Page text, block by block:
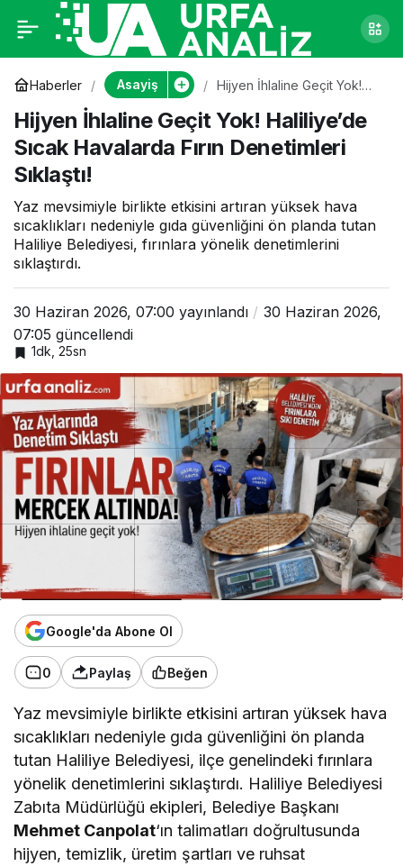
Haberler Asayiş
Hijyen İhlaline Geçit Yok!
Fırın Denetimleri Sıklaştı!
Hijyen İhlaline Geçit Yok! Haliliye’de
Sıcak Havalarda Fırın Denetimleri
Sıklaştı!
Yaz mevsimiyle birlikte etkisini artıran yüksek hava
sıcaklıkları nedeniyle gıda güvenliğini ön planda tutan
Haliliye Belediyesi, fırınlara yönelik denetimlerini
sıklaştırdı.
30 Haziran 2026, 07:00 yayınlandı
30 Haziran 2026,
07:05 güncellendi
1dk, 25sn
Google'da Abone Ol
0 Paylaş Beğen
Yaz mevsimiyle birlikte etkisini artıran yüksek hava
sıcaklıkları nedeniyle gıda güvenliğini ön planda
tutan Haliliye Belediyesi, ilçe genelindeki fırınlara
yönelik denetimlerini sıklaştırdı. Haliliye Belediyesi
Zabıta Müdürlüğü ekipleri, Belediye Başkanı
Mehmet Canpolat‘ın talimatları doğrultusunda
hijyen, temizlik, üretim şartları ve ruhsat
Hijyen İhlaline Geçit
Yok! Haliliye’de Sıcak
Havalarda Fırın
Denetimleri Sıklaştı!
0